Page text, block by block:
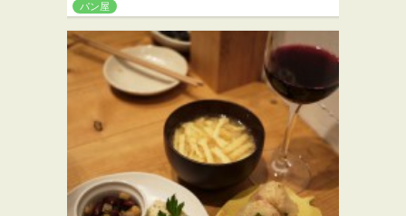
パン屋